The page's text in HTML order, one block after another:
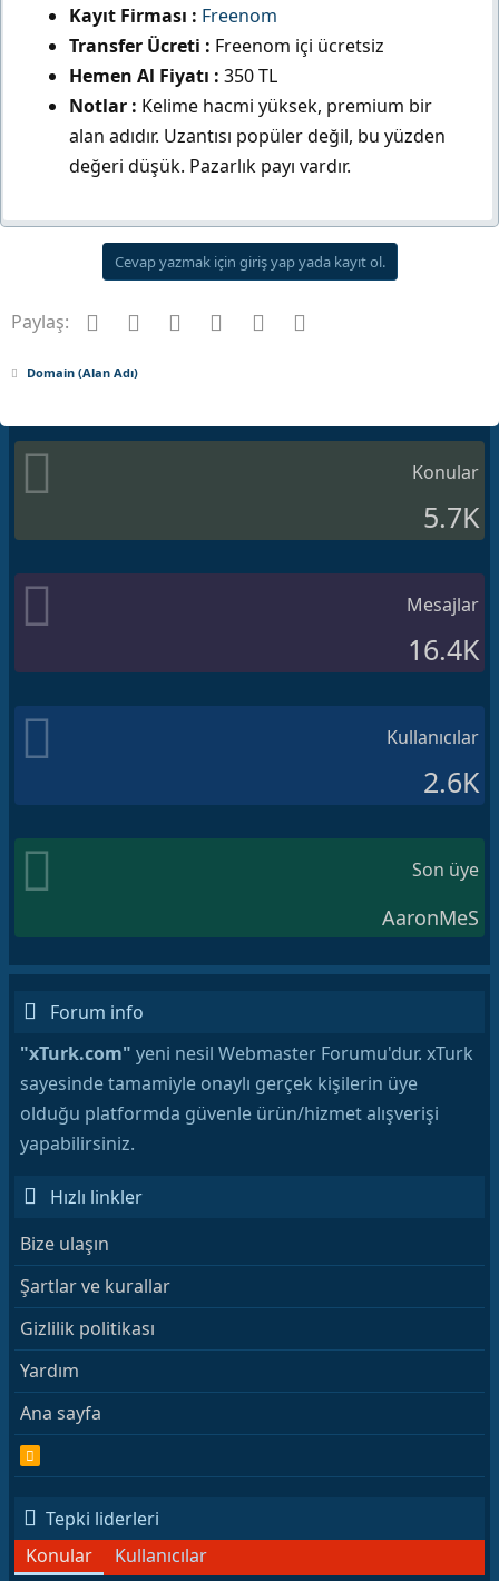
h
i
Kayıt Firması : Freenom
Transfer Ücreti : Freenom içi ücretsiz
Hemen Al Fiyatı : 350 TL
Notlar : Kelime hacmi yüksek, premium bir
alan adıdır. Uzantısı popüler değil, bu yüzden
değeri düşük. Pazarlık payı vardır.
Cevap yazmak için giriş yap yada kayıt ol.
Paylaş: Facebook
Twitter Pinterest
Tumblr WhatsApp
Domain (Alan Adı)
Konular
5.7K
Mesajlar
16.4K
Kullanıcılar
2.6K
Son üye
AaronMeS
Forum info
"xTurk.com" yeni nesil Webmaster Forumu'dur. xTurk
sayesinde tamamiyle onaylı gerçek kişilerin üye
olduğu platformda güvenle ürün/hizmet alışverişi
yapabilirsiniz.
Hızlı linkler
Bize ulaşın
Şartlar ve kurallar
Gizlilik politikası
Yardım
Ana sayfa
S
Tepki liderleri
Konular
Kullanıcılar